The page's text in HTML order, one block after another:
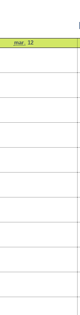
mar. 12